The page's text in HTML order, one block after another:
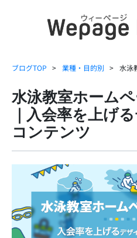
ブログTOP 業種・目的別 水泳
水泳教室ホーム
｜入会率を上げ
コンテンツ